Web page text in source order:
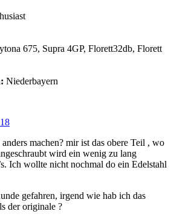
675, Supra 4GP, Florett32db, Florett
Niederbayern
machen? mir ist das obere Teil , wo
wird ein wenig zu lang
Ich wollte nicht nochmal do ein Edelstahl
gefahren, irgend wie hab ich das
der originale ?